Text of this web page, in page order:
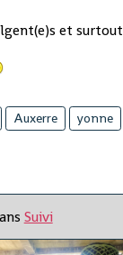
et surtout,
Auxerre yonne
Suivi